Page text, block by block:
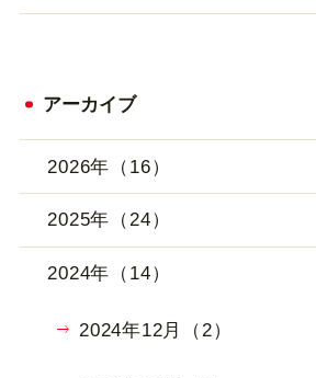
アーカイブ
2026年（16）
2025年（24）
2024年（14）
2024年12月（2）